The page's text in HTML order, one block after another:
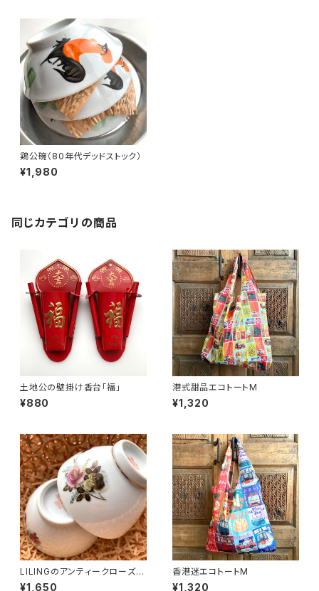
鶏公碗（80年代デッドストック）
¥1,980
同じカテゴリの商品
土地公の壁掛け香台「福」
¥880
港式甜品エコトートM
¥1,320
LILINGのアンティークローズ飯
碗〜70年代醴陵窯
¥1,650
香港迷エコトートM
¥1,320